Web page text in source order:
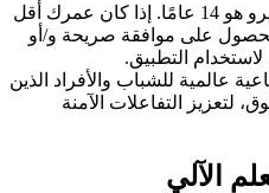
الحد الأدنى لسن استخدام نيرو هو 14 عامًا. إذا كان عمرك أقل
الحصول على موافقة صريحة و/أو
التطبيق.
عالمية للشباب والأفراد الذين
عامًا فما فوق، لتعزيز التفاعلات الآمنة
الآلي